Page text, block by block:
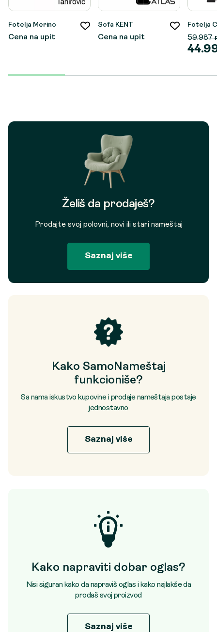
Fotelja Merino
Cena na upit
Sofa KENT
Cena na upit
Fotelja
59.987
je
je:
Želiš da prodaješ?
Prodajte svoj polovni, novi ili stari nameštaj
Saznaj više
Kako SamoNameštaj
funkcioniše?
Sa nama iskustvo kupovine i prodaje nameštaja postaje
jednostavno
Saznaj više
Kako napraviti dobar oglas?
Nisi siguran kako da napraviš oglas i kako najlakše da
prodaš svoj proizvod
Saznaj više